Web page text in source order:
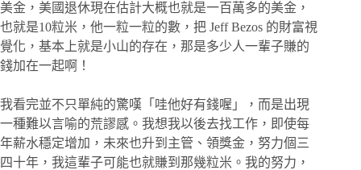
美金，美國退休現在估計大概也就是一百萬多的美金，
也就是10粒米，他一粒一粒的數，把 Jeff Bezos 的財富視
覺化，基本上就是小山的存在，那是多少人一輩子賺的
錢加在一起啊！
我看完並不只單純的驚嘆「哇他好有錢喔」，而是出現
一種難以言喻的荒謬感。我想我以後去找工作，即使每
年薪水穩定增加，未來也升到主管、領獎金，努力個三
四十年，我這輩子可能也就賺到那幾粒米。我的努力，